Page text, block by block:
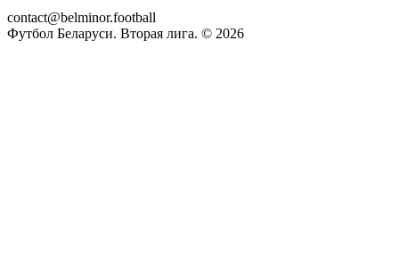
contact@belminor.football
Футбол Беларуси. Вторая лига. © 2026